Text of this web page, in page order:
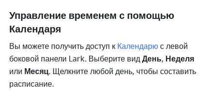
Управление временем с помощью
Календаря
Вы можете получить доступ к Календарю с левой
боковой панели Lark. Выберите вид День,
или Месяц. Щелкните любой день, чтобы составить
расписание.